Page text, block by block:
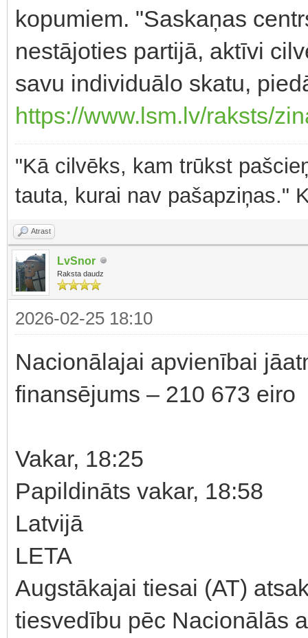
kopumiem. "Saskaņas
nestājoties partijā, aktīvi
savu individuālo skatu,
https://www.lsm.lv/raksts/
"Kā cilvēks, kam trūkst
tauta, kurai nav pašapziņas."
Atrast
LvSnor
Raksta daudz
2026-02-25 18:10
Nacionālajai apvienībai
finansējums – 210 673 eiro
Vakar, 18:25
Papildināts vakar, 18:58
Latvijā
LETA
Augstākajai tiesai (AT)
tiesvedību pēc Nacionālās